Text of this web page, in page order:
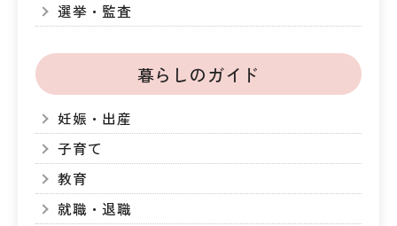
選挙・監査
暮らしのガイド
妊娠・出産
子育て
教育
就職・退職